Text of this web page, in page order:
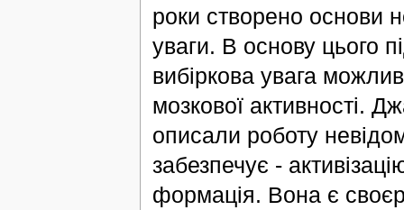
роки створено основи
уваги. В основу цього
вибіркова увага
мозкової активності.
описали роботу
забезпечує -
формація. Вона є